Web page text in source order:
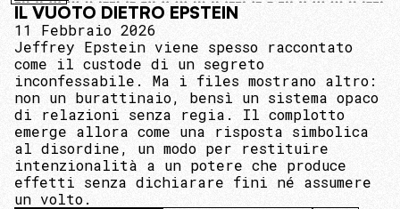
IL VUOTO DIETRO EPSTEIN
11 Febbraio 2026
Jeffrey Epstein viene spesso raccontato
come il custode di un segreto
inconfessabile. Ma i files mostrano altro:
non un burattinaio, bensì un sistema opaco
di relazioni senza regia. Il complotto
emerge allora come una risposta simbolica
al disordine, un modo per restituire
intenzionalità a un potere che produce
effetti senza dichiarare fini né assumere
un volto.